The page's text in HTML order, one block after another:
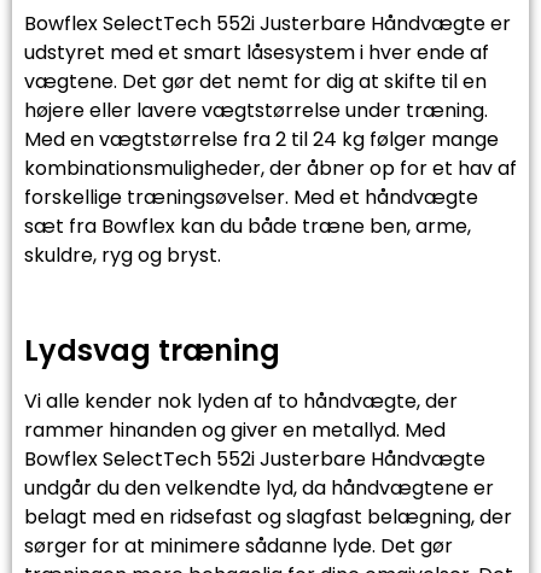
Bowflex SelectTech 552i Justerbare Håndvægte er
udstyret med et smart låsesystem i hver ende af
vægtene. Det gør det nemt for dig at skifte til en
højere eller lavere vægtstørrelse under træning.
Med en vægtstørrelse fra 2 til 24 kg følger mange
kombinationsmuligheder, der åbner op for et hav af
forskellige træningsøvelser. Med et håndvægte
sæt fra Bowflex kan du både træne ben, arme,
skuldre, ryg og bryst.
Lydsvag træning
Vi alle kender nok lyden af to håndvægte, der
rammer hinanden og giver en metallyd. Med
Bowflex SelectTech 552i Justerbare Håndvægte
undgår du den velkendte lyd, da håndvægtene er
belagt med en ridsefast og slagfast belægning, der
sørger for at minimere sådanne lyde. Det gør